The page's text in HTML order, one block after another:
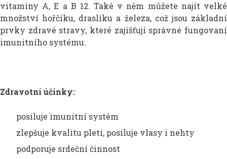
vitamíny A, E a B 12. Také v něm můžete najít velké
množství hořčíku, draslíku a železa, což jsou základní
prvky zdravé stravy, které zajišťují správné fungovaní
imunitního systému.
Zdravotní účinky:
posiluje imunitní systém
zlepšuje kvalitu pleti, posiluje vlasy i nehty
podporuje srdeční činnost